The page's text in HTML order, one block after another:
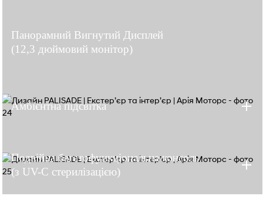
Панорамний Вигнутий Дисплей
(12,3 дюймовий монітор)
Амбієнтна підсвітка
Подвійна багатофункціональна консоль
(з UV-C стерилізацією)